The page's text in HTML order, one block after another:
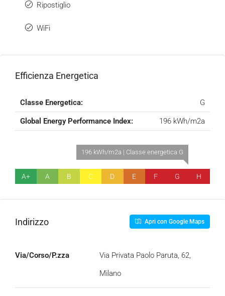
Ripostiglio
WiFi
Efficienza Energetica
Classe Energetica: G
Global Energy Performance Index: 196 kWh/m2a
A+ A B C D E F
196 kWh/m2a | Classe energetica G
G H
Indirizzo Apri con Google Maps
Via/Corso/P.zza
Via Privata Paolo Paruta, 62,
Milano